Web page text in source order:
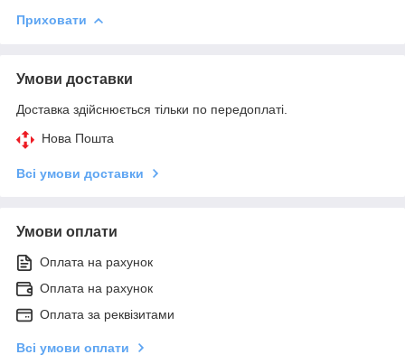
Приховати
Умови доставки
Доставка здійснюється тільки по передоплаті.
Нова Пошта
Всі умови доставки
Умови оплати
Оплата на рахунок
Оплата на рахунок
Оплата за реквізитами
Всі умови оплати